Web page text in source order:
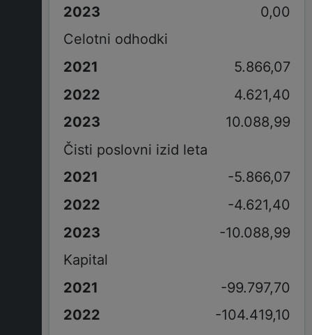
0,00
Celotni odhodki
5.866,07
4.621,40
10.088,99
Čisti poslovni izid leta
-5.866,07
-4.621,40
-10.088,99
Kapital
-99.797,70
-104.419,10